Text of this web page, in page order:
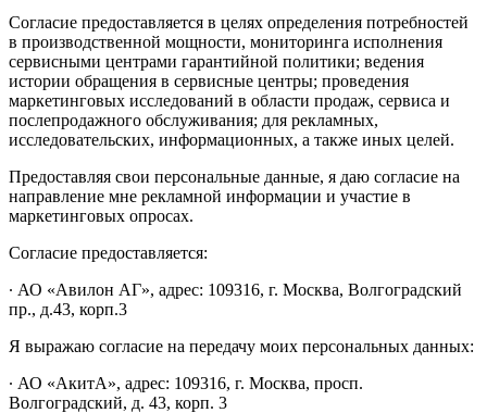
Согласие предоставляется в целях определения потребностей
в производственной мощности, мониторинга исполнения
сервисными центрами гарантийной политики; ведения
истории обращения в сервисные центры; проведения
маркетинговых исследований в области продаж, сервиса и
послепродажного обслуживания; для рекламных,
исследовательских, информационных, а также иных целей.
Предоставляя свои персональные данные, я даю согласие на
направление мне рекламной информации и участие в
маркетинговых опросах.
Согласие предоставляется:
∙ АО «Авилон АГ», адрес: 109316, г. Москва, Волгоградский
пр., д.43, корп.3
Я выражаю согласие на передачу моих персональных данных:
∙ АО «АкитА», адрес: 109316, г. Москва, просп.
Волгоградский, д. 43, корп. 3